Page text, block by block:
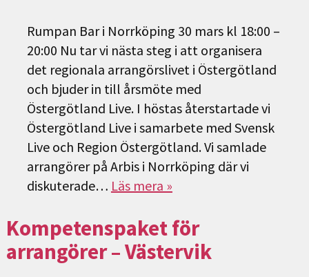
Rumpan Bar i Norrköping 30 mars kl 18:00 –
20:00 Nu tar vi nästa steg i att organisera
det regionala arrangörslivet i Östergötland
och bjuder in till årsmöte med
Östergötland Live. I höstas återstartade vi
Östergötland Live i samarbete med Svensk
Live och Region Östergötland. Vi samlade
arrangörer på Arbis i Norrköping där vi
diskuterade… Läs mera »
Kompetenspaket för
arrangörer – Västervik